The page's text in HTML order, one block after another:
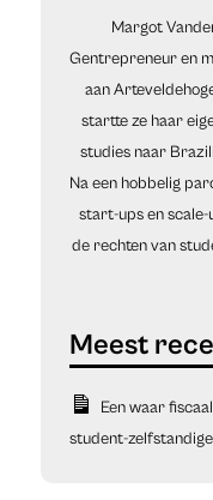
Margot
Gentrepreneur en
aan
startte ze haar
studies naar
Na een hobbelig
start-ups en scale-
de rechten van
Een waar
student-zelfstandige